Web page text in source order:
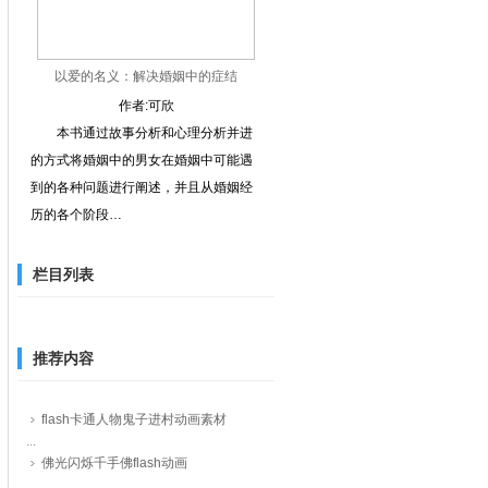
以爱的名义：解决婚姻中的症结
作者:可欣
本书通过故事分析和心理分析并进
的方式将婚姻中的男女在婚姻中可能遇
到的各种问题进行阐述，并且从婚姻经
历的各个阶段…
栏目列表
推荐内容
flash卡通人物鬼子进村动画素材
...
佛光闪烁千手佛flash动画
...